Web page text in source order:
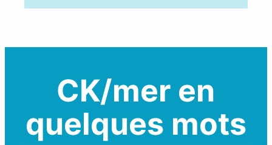
CK/mer en
quelques mots